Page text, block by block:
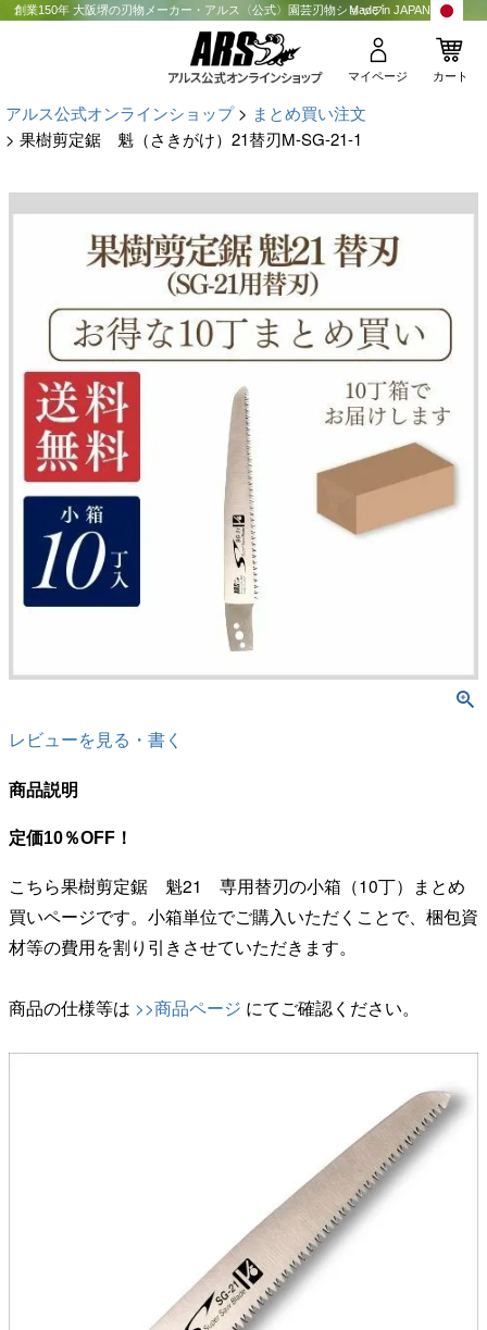
創業150年 大阪堺の刃物メーカー・アルス〈公式〉園芸刃物ショップMade in JAPAN
マイページ カート
アルス公式オンラインショップ
まとめ買い注文
果樹剪定鋸 魁（さきがけ）21替刃M-SG-21-1
レビューを見る・書く
商品説明
定価10％OFF！
こちら果樹剪定鋸 魁21 専用替刃の小箱（10丁）まとめ
買いページです。小箱単位でご購入いただくことで、梱包資
材等の費用を割り引きさせていただきます。
商品の仕様等は >>商品ページ にてご確認ください。